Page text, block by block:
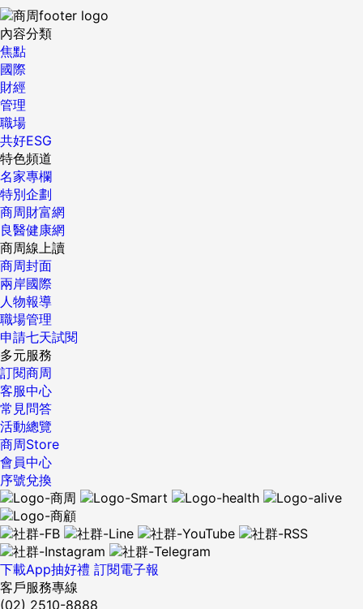
內容分類
焦點
國際
財經
管理
職場
共好ESG
特色頻道
名家專欄
特別企劃
商周財富網
良醫健康網
商周線上讀
商周封面
兩岸國際
人物報導
職場管理
申請七天試閱
多元服務
訂閱商周
客服中心
常見問答
活動總覽
商周Store
會員中心
序號兌換
下載App抽好禮 訂閱電子報
客戶服務專線
(02) 2510-8888